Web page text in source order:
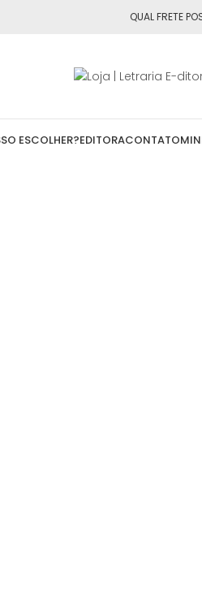
para todo o
QUAL FRETE
ESCOLHER?EDITORACONTATO